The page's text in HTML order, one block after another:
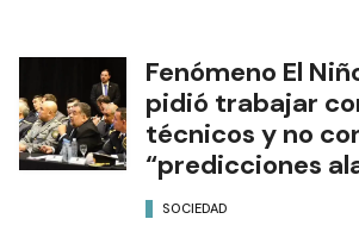
Fenómeno El
pidió trabajar
técnicos y no
“predicciones
SOCIEDAD